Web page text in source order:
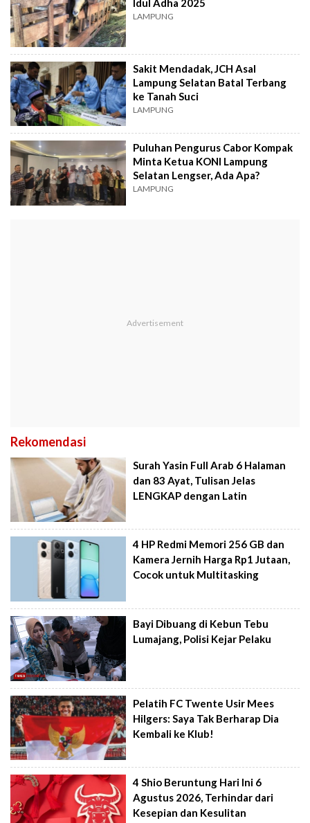
Idul Adha 2025
LAMPUNG
Sakit Mendadak, JCH Asal
Lampung Selatan Batal Terbang
ke Tanah Suci
LAMPUNG
Puluhan Pengurus Cabor Kompak
Minta Ketua KONI Lampung
Selatan Lengser, Ada Apa?
LAMPUNG
Rekomendasi
Surah Yasin Full Arab 6 Halaman
dan 83 Ayat, Tulisan Jelas
LENGKAP dengan Latin
4 HP Redmi Memori 256 GB dan
Kamera Jernih Harga Rp1 Jutaan,
Cocok untuk Multitasking
Bayi Dibuang di Kebun Tebu
Lumajang, Polisi Kejar Pelaku
Pelatih FC Twente Usir Mees
Hilgers: Saya Tak Berharap Dia
Kembali ke Klub!
4 Shio Beruntung Hari Ini 6
Agustus 2026, Terhindar dari
Kesepian dan Kesulitan